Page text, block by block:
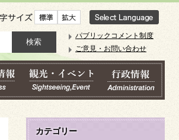
文字サイズ
パブリックコメント制度
ご意見・お問い合わせ
カテゴリー